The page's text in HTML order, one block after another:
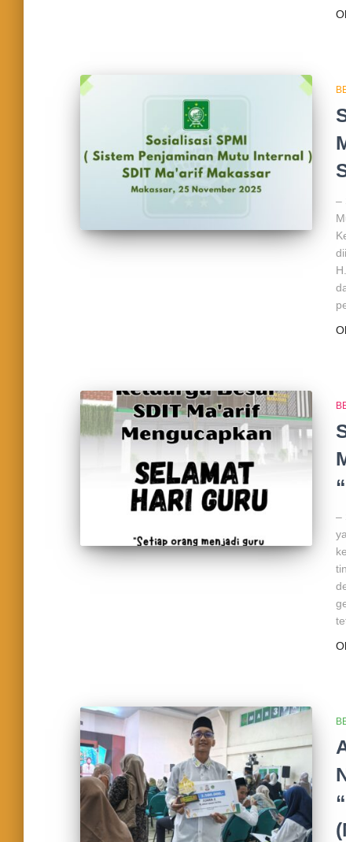
–
–